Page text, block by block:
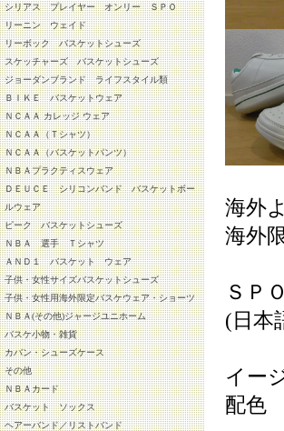
シリアス プレイヤー オンリー ＳＰＯ
リーニン ウェイド
リーボック バスケットシューズ
スケッチャーズ バスケットシューズ
ジョーダンブランド ライフスタイル類
ＢＩＫＥ バスケットウェア
ＮＣＡＡ カレッジ ウェア
ＮＣＡＡ（Ｔシャツ）
ＮＣＡＡ（バスケットパンツ）
ＮＢＡプラクティスウェア
ＤＥＵＣＥ シリコンバンド バスケットボー
ルウェア
ピーク バスケットシューズ
ＮＢＡ 選手 Ｔシャツ
ＡＮＤ１ バスケット ウェア
子供・女性サイズバスケットシューズ
子供・女性用海外限定バスケウェア・ショーツ
ＮＢＡ(その他)ジャージユニホーム
バスケ小物・雑貨
カバン・シューズケース
その他
ＮＢＡカード
バスケット ソックス
ヘアーバンド／リストバンド
海外
海外
ＳＰ
(日本
イー
配色